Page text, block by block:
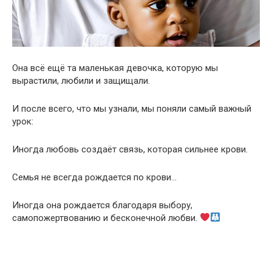
Она всё ещё та маленькая девочка, которую мы
вырастили, любили и защищали.
И после всего, что мы узнали, мы поняли самый важный
урок:
Иногда любовь создаёт связь, которая сильнее крови.
Семья не всегда рождается по крови…
Иногда она рождается благодаря выбору,
самопожертвованию и бесконечной любви.